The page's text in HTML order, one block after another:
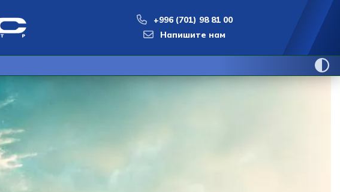
+996 (701) 98 81 00
Напишите нам